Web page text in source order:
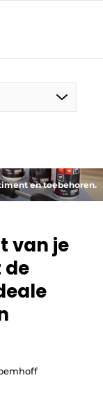
de
en toebehoren.
van je